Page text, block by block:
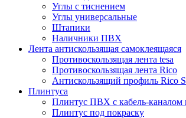
Углы с тиснением
Углы универсальные
Штапики
Наличники ПВХ
Лента антискользящая самоклеящаяся
Противоскользящая лента tesa
Противоскользящая лента Rico
Антискользящий профиль Rico
Плинтуса
Плинтус ПВХ с кабель-каналом
Плинтус под покраску